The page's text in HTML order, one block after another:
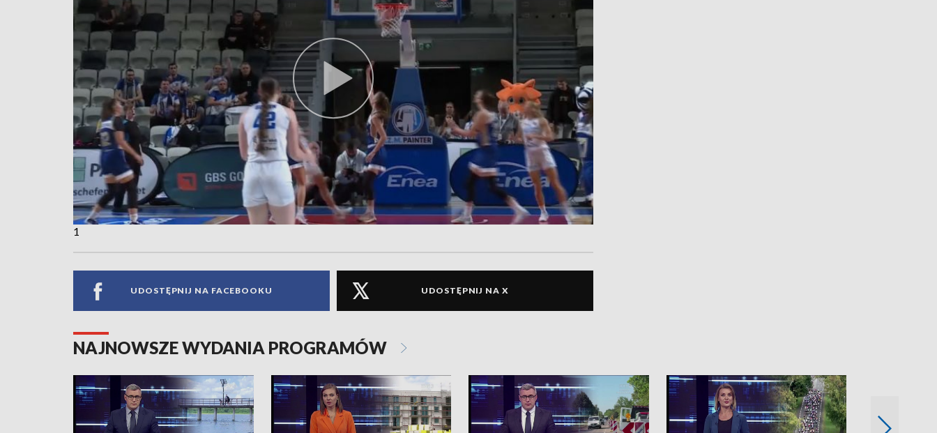
1
UDOSTĘPNIJ NA FACEBOOKU UDOSTĘPNIJ NA X
NAJNOWSZE WYDANIA PROGRAMÓW